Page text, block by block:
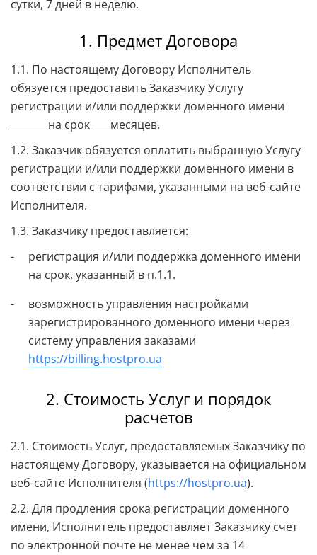
сутки, 7 дней в неделю.
1. Предмет Договора
1.1. По настоящему Договору Исполнитель
обязуется предоставить Заказчику Услугу
регистрации и/или поддержки доменного имени
_______ на срок ___ месяцев.
1.2. Заказчик обязуется оплатить выбранную Услугу
регистрации и/или поддержки доменного имени в
соответствии с тарифами, указанными на веб-сайте
Исполнителя.
1.3. Заказчику предоставляется:
регистрация и/или поддержка доменного имени
на срок, указанный в п.1.1.
возможность управления настройками
зарегистрированного доменного имени через
систему управления заказами
https://billing.hostpro.ua
2. Стоимость Услуг и порядок
расчетов
2.1. Стоимость Услуг, предоставляемых Заказчику по
настоящему Договору, указывается на официальном
веб-сайте Исполнителя (https://hostpro.ua).
2.2. Для продления срока регистрации доменного
имени, Исполнитель предоставляет Заказчику счет
по электронной почте не менее чем за 14